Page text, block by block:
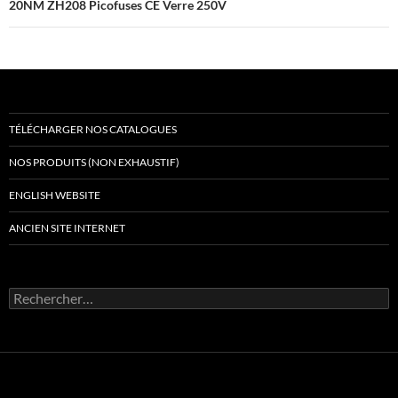
20NM ZH208 Picofuses CE Verre 250V
TÉLÉCHARGER NOS CATALOGUES
NOS PRODUITS (NON EXHAUSTIF)
ENGLISH WEBSITE
ANCIEN SITE INTERNET
Rechercher :